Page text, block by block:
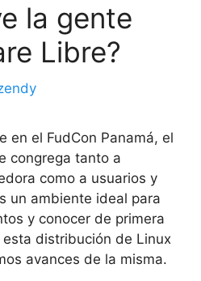
la gente
Libre?
en el FudCon Panamá, el
congrega tanto a
como a usuarios y
un ambiente ideal para
y conocer de primera
distribución de Linux
avances de la misma.